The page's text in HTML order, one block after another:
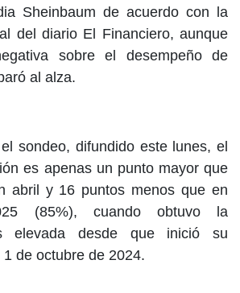
Sheinbaum de acuerdo con la
del diario El Financiero, aunque
sobre el desempeño de
al alza.
sondeo, difundido este lunes, el
es apenas un punto mayor que
abril y 16 puntos menos que en
(85%), cuando obtuvo la
elevada desde que inició su
de octubre de 2024.